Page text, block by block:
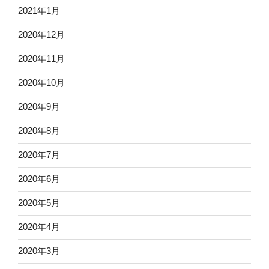
2021年1月
2020年12月
2020年11月
2020年10月
2020年9月
2020年8月
2020年7月
2020年6月
2020年5月
2020年4月
2020年3月